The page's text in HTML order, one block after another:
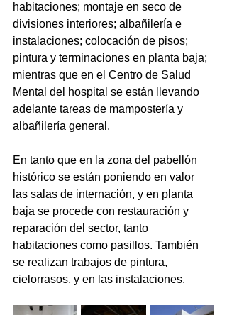
habitaciones; montaje en seco de
divisiones interiores; albañilería e
instalaciones; colocación de pisos;
pintura y terminaciones en planta baja;
mientras que en el Centro de Salud
Mental del hospital se están llevando
adelante tareas de mampostería y
albañilería general.
En tanto que en la zona del pabellón
histórico se están poniendo en valor
las salas de internación, y en planta
baja se procede con restauración y
reparación del sector, tanto
habitaciones como pasillos. También
se realizan trabajos de pintura,
cielorrasos, y en las instalaciones.